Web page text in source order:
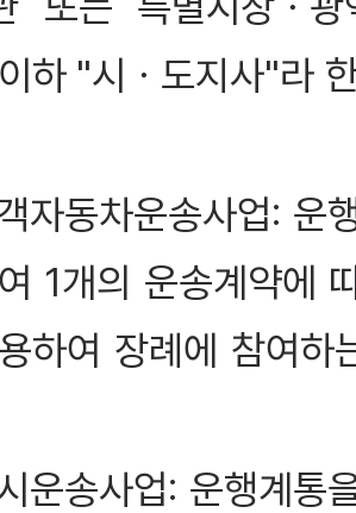
하 "시ㆍ도지사"라
자동차운송사업: 운
1개의 운송계약에
하여 장례에 참여
운송사업: 운행계통